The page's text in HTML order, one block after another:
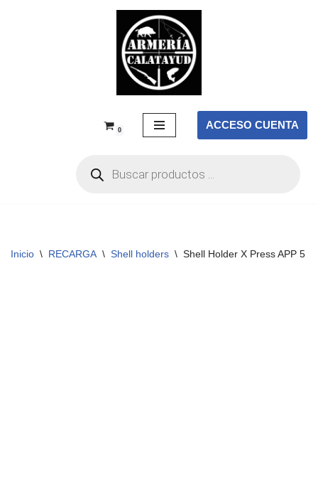
0 ACCESO CUENTA
Inicio \ RECARGA \ Shell holders \ Shell Holder X Press APP 5